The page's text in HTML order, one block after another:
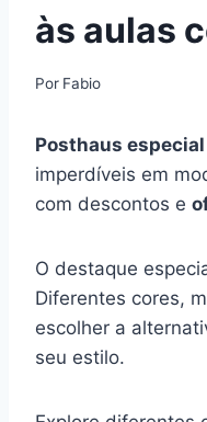
às aulas
Por Fabio
Posthaus
imperdíveis em
com descontos e
O destaque
Diferentes cores,
escolher a
seu estilo.